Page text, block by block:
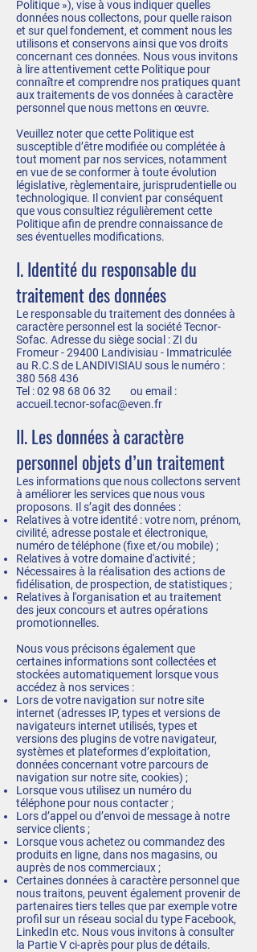
Politique »), vise à vous indiquer quelles
données nous collectons, pour quelle raison
et sur quel fondement, et comment nous les
utilisons et conservons ainsi que vos droits
concernant ces données. Nous vous invitons
à lire attentivement cette Politique pour
connaître et comprendre nos pratiques quant
aux traitements de vos données à caractère
personnel que nous mettons en œuvre.
Veuillez noter que cette Politique est
susceptible d’être modifiée ou complétée à
tout moment par nos services, notamment
en vue de se conformer à toute évolution
législative, règlementaire, jurisprudentielle ou
technologique. Il convient par conséquent
que vous consultiez régulièrement cette
Politique afin de prendre connaissance de
ses éventuelles modifications.
I. Identité du responsable du
traitement des données
Le responsable du traitement des données à
caractère personnel est la société Tecnor-
Sofac. Adresse du siège social : ZI du
Fromeur - 29400 Landivisiau - Immatriculée
au R.C.S de LANDIVISIAU sous le numéro :
380 568 436
Tel :02 98 68 06 32 ou email :
accueil.tecnor-sofac@even.fr
II. Les données à caractère
personnel objets d’un traitement
Les informations que nous collectons servent
à améliorer les services que nous vous
proposons. Il s’agit des données :
Relatives à votre identité : votre nom, prénom,
civilité, adresse postale et électronique,
numéro de téléphone (fixe et/ou mobile) ;
Relatives à votre domaine d'activité ;
Nécessaires à la réalisation des actions de
fidélisation, de prospection, de statistiques ;
Relatives à l'organisation et au traitement
des jeux concours et autres opérations
promotionnelles.
Nous vous précisons également que
certaines informations sont collectées et
stockées automatiquement lorsque vous
accédez à nos services :
Lors de votre navigation sur notre site
internet (adresses IP, types et versions de
navigateurs internet utilisés, types et
versions des plugins de votre navigateur,
systèmes et plateformes d’exploitation,
données concernant votre parcours de
navigation sur notre site, cookies) ;
Lorsque vous utilisez un numéro du
téléphone pour nous contacter ;
Lors d’appel ou d’envoi de message à notre
service clients ;
Lorsque vous achetez ou commandez des
produits en ligne, dans nos magasins, ou
auprès de nos commerciaux ;
Certaines données à caractère personnel que
nous traitons, peuvent également provenir de
partenaires tiers telles que par exemple votre
profil sur un réseau social du type Facebook,
LinkedIn etc. Nous vous invitons à consulter
la Partie V ci-après pour plus de détails.